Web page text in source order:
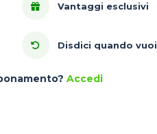
Vantaggi esclusivi
Disdici quando vuoi
Accedi